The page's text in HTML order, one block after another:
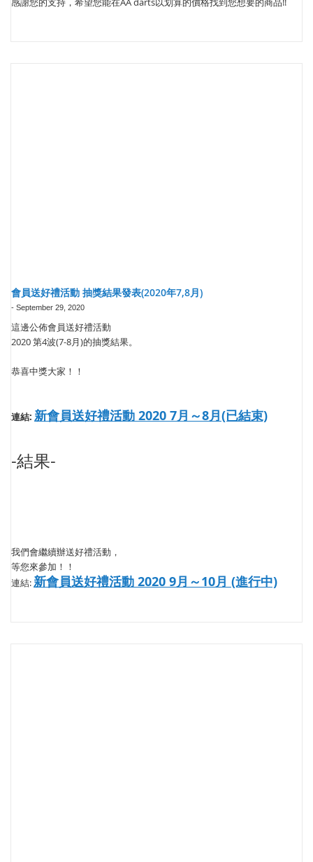
會員送好禮活動 抽獎結果發表(2020年7,8月)
- September 29, 2020
這邊公佈會員送好禮活動
2020 第4波(7-8月)的抽獎結果。
恭喜中獎大家！！
連結: 新會員送好禮活動 2020 7月～8月(已結束)
-結果-
我們會繼續辦送好禮活動，
等您來參加！！
連結:新會員送好禮活動 2020 9月～10月 (進行中)